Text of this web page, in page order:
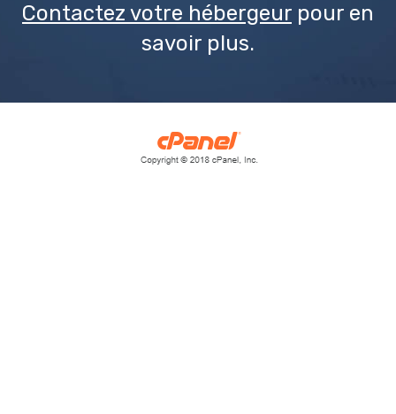
Contactez votre hébergeur pour en
savoir plus.